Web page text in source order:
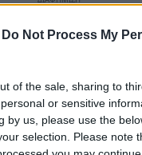
Do Not Process My
of the sale, sharing to
or sensitive
by us, please use the
selection. Please note